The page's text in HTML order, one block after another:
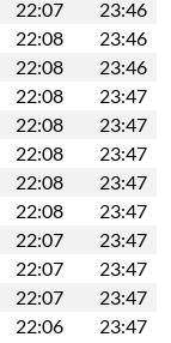
22:07
23:46
22:08
23:46
22:08
23:46
22:08
23:47
22:08
23:47
22:08
23:47
22:08
23:47
22:08
23:47
22:07
23:47
22:07
23:47
22:07
23:47
22:06 23:47